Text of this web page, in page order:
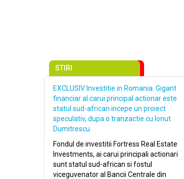
STIRI
EXCLUSIV Investitie in Romania. Gigant
financiar al carui principal actionar este
statul sud-african incepe un proiect
speculativ, dupa o tranzactie cu Ionut
Dumitrescu
Fondul de investitii Fortress Real Estate
Investments, ai carui principali actionari
sunt statul sud-african si fostul
viceguvenator al Bancii Centrale din